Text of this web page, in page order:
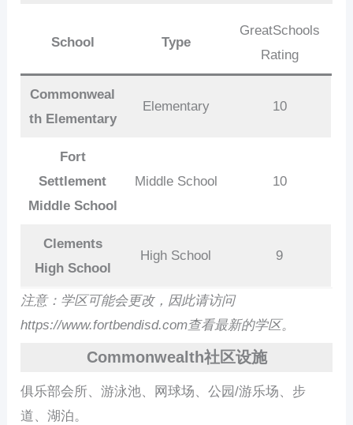
School Type
GreatSchools
Rating
Commonweal
th Elementary
Elementary 10
Fort
Settlement
Middle School
Middle School 10
Clements
High School
High School 9
注意：学区可能会更改，因此请访问
https://www.fortbendisd.com查看最新的学区。
Commonwealth社区设施
俱乐部会所、游泳池、网球场、公园/游乐场、步
道、湖泊。